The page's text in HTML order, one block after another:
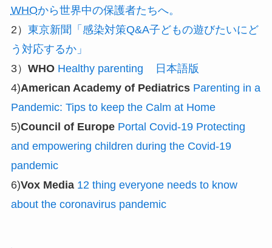
WHOから世界中の保護者たちへ。
2） 東京新聞「感染対策Q&A子どもの遊びたいにど
う対応するか」
3） WHO Healthy parenting
日本語版
4)American Academy of Pediatrics Parenting in a
Pandemic: Tips to keep the Calm at Home
5)Council of Europe Portal Covid-19 Protecting
and empowering children during the Covid-19
pandemic
6)Vox Media 12 thing everyone needs to know
about the coronavirus pandemic